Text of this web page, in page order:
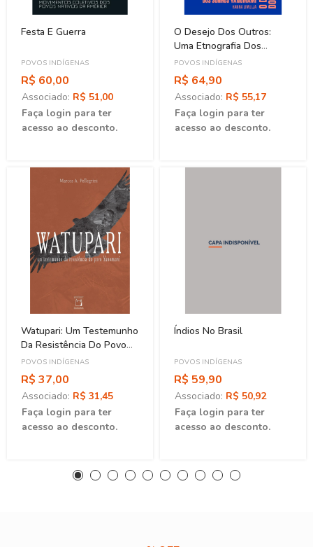
Festa E Guerra
POVOS INDÍGENAS
R$ 60,00
Associado: R$ 51,00
Faça login para ter
acesso ao desconto.
Watupari: Um Testemunho
Da Resistência Do Povo
Yanomami
POVOS INDÍGENAS
R$ 37,00
Associado: R$ 31,45
Faça login para ter
acesso ao desconto.
O Desejo Dos Outros:
Uma Etnografia Dos
Sonhos Yanomami
POVOS INDÍGENAS
R$ 64,90
Associado: R$ 55,17
Faça login para ter
acesso ao desconto.
Índios No Brasil
POVOS INDÍGENAS
R$ 59,90
Associado: R$ 50,92
Faça login para ter
acesso ao desconto.